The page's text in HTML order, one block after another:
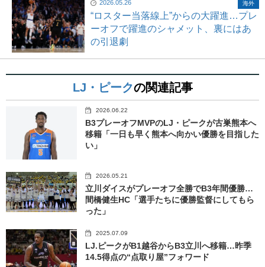
2026.05.26
“ロスター当落線上”からの大躍進…プレ
ーオフで躍進のシャメット、裏にはあ
の引退劇
海外
LJ・ピークの関連記事
2026.06.22
B3プレーオフMVPのLJ・ピークが古巣熊本へ
移籍「一日も早く熊本へ向かい優勝を目指した
い」
2026.05.21
立川ダイスがプレーオフ全勝でB3年間優勝…
間橋健生HC「選手たちに優勝監督にしてもら
った」
2025.07.09
LJ.ピークがB1越谷からB3立川へ移籍…昨季
14.5得点の“点取り屋”フォワード